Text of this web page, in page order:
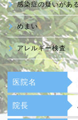
感染症の疑いがあ
めまい
アレルギー検査
医院名
院長